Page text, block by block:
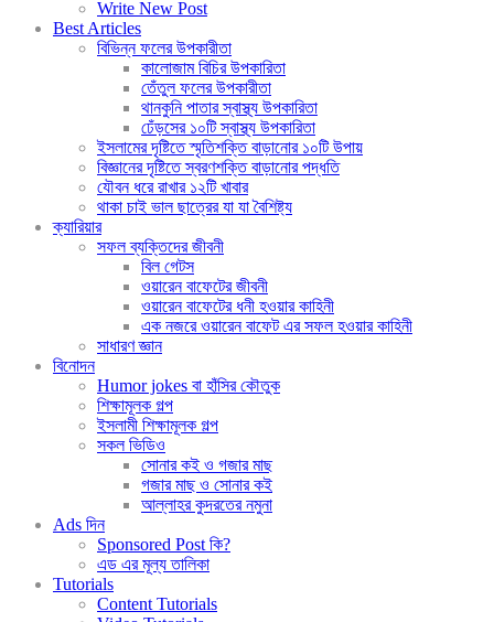
Write New Post
Best Articles
বিভিন্ন ফলের উপকারীতা
কালোজাম বিচির উপকারিতা
তেঁতুল ফলের উপকারীতা
থানকুনি পাতার স্বাস্থ্য উপকারিতা
ঢেঁড়সের ১০টি স্বাস্থ্য উপকারিতা
ইসলামের দৃষ্টিতে স্মৃতিশক্তি বাড়ানোর ১০টি উপায়
বিজ্ঞানের দৃষ্টিতে স্বরণশক্তি বাড়ানোর পদ্ধতি
যৌবন ধরে রাখার ১২টি খাবার
থাকা চাই ভাল ছাত্রের যা যা বৈশিষ্ট্য
ক্যারিয়ার
সফল ব্যক্তিদের জীবনী
বিল গেটস
ওয়ারেন বাফেটের জীবনী
ওয়ারেন বাফেটের ধনী হওয়ার কাহিনী
এক নজরে ওয়ারেন বাফেট এর সফল হওয়ার কাহিনী
সাধারণ জ্ঞান
বিনোদন
Humor jokes বা হাঁসির কৌতুক
শিক্ষামূলক গল্প
ইসলামী শিক্ষামূলক গল্প
সকল ভিডিও
সোনার কই ও গজার মাছ
গজার মাছ ও সোনার কই
আল্লাহর কুদরতের নমুনা
Ads দিন
Sponsored Post কি?
এড এর মূল্য তালিকা
Tutorials
Content Tutorials